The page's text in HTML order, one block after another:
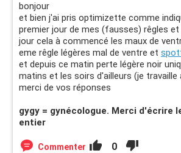
bonjour
et bien j'ai pris optimizette comme
premier jour de mes (fausses) rêgles et
jour cela à commencé les maux de
eme rêgle légères mal de ventre et
et depuis ce matin perte légère noir
matins et les soirs d'ailleurs (je travaille
merci de vos réponses
gygy = gynécologue. Merci d'écrire
entier
Commenter 0